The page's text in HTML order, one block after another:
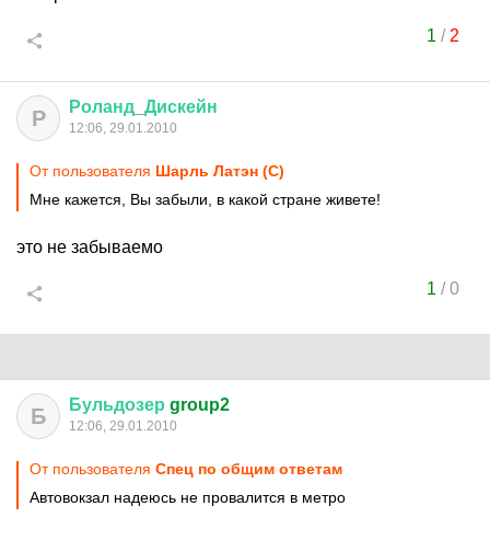
1 / 2
Р Роланд Дискейн
12:06, 29.01.2010
От пользователя Шарль Латэн (С)
Мне кажется, Вы забыли, в какой стране живете!
это не забываемо
1 /0
Б Бульдозер group2
12:06, 29.01.2010
От пользователя Спец по общим ответам
Автовокзал надеюсь не провалится в метро